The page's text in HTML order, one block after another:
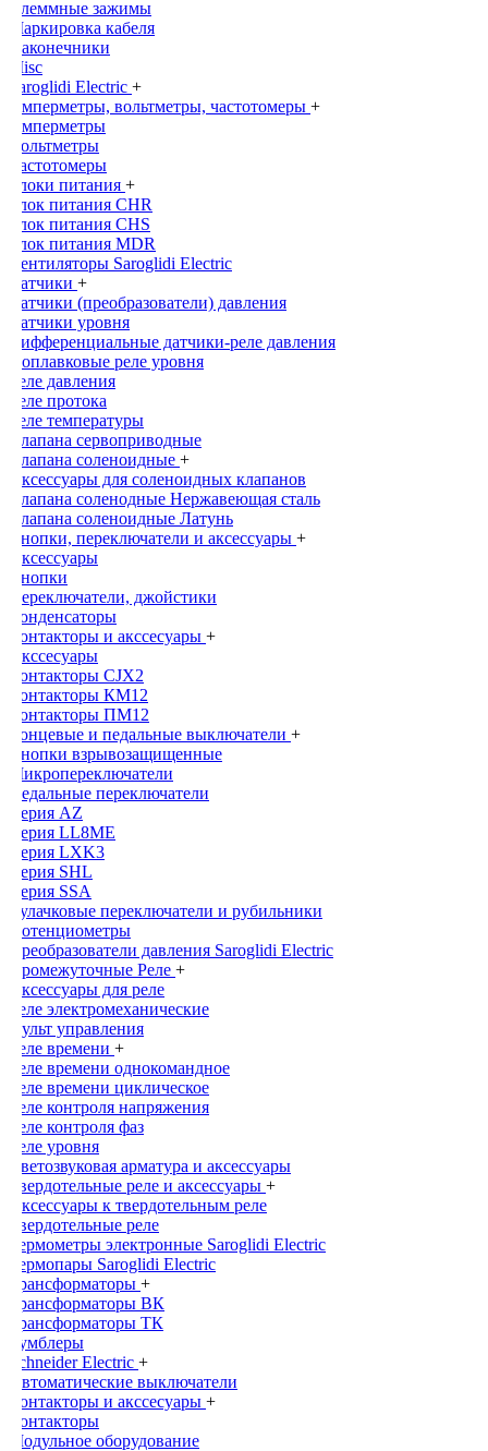
Клеммные зажимы
Маркировка кабеля
Наконечники
Misc
Saroglidi Electric +
Амперметры, вольтметры, частотомеры +
Амперметры
Вольтметры
Частотомеры
Блоки питания +
Блок питания CHR
Блок питания CHS
Блок питания MDR
Вентиляторы Saroglidi Electric
Датчики +
Датчики (преобразователи) давления
Датчики уровня
Дифференциальные датчики-реле давления
Поплавковые реле уровня
Реле давления
Реле протока
Реле температуры
Клапана сервоприводные
Клапана соленоидные +
Аксессуары для соленоидных клапанов
Клапана соленодные Нержавеющая сталь
Клапана соленоидные Латунь
Кнопки, переключатели и аксессуары +
Аксессуары
Кнопки
Переключатели, джойстики
Конденсаторы
Контакторы и акссесуары +
Акссесуары
Контакторы CJX2
Контакторы КМ12
Контакторы ПМ12
Концевые и педальные выключатели +
Кнопки взрывозащищенные
Микропереключатели
Педальные переключатели
Серия AZ
Серия LL8ME
Серия LXK3
Серия SHL
Серия SSA
Кулачковые переключатели и рубильники
Потенциометры
Преобразователи давления Saroglidi Electric
Промежуточные Реле +
Аксессуары для реле
Реле электромеханические
Пульт управления
Реле времени +
Реле времени однокомандное
Реле времени циклическое
Реле контроля напряжения
Реле контроля фаз
Реле уровня
Светозвуковая арматура и аксессуары
Твердотельные реле и аксессуары +
Аксессуары к твердотельным реле
Твердотельные реле
Термометры электронные Saroglidi Electric
Термопары Saroglidi Electric
Трансформаторы +
Трансформаторы ВК
Трансформаторы ТК
Тумблеры
Schneider Electric +
Автоматические выключатели
Контакторы и акссесуары +
Контакторы
Модульное оборудование